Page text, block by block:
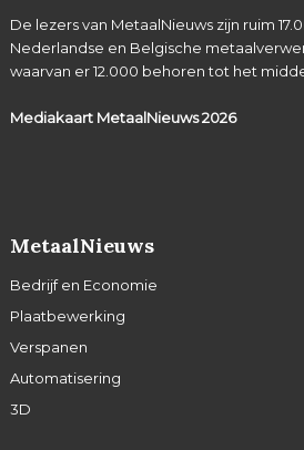
De lezers van MetaalNieuws zijn ruim
Nederlandse en Belgische
waarvan er 12.000 behoren tot het
Mediakaart MetaalNieuws2026
MetaalNieuws
Bedrijf en Economie
Plaatbewerking
Verspanen
Automatisering
3D